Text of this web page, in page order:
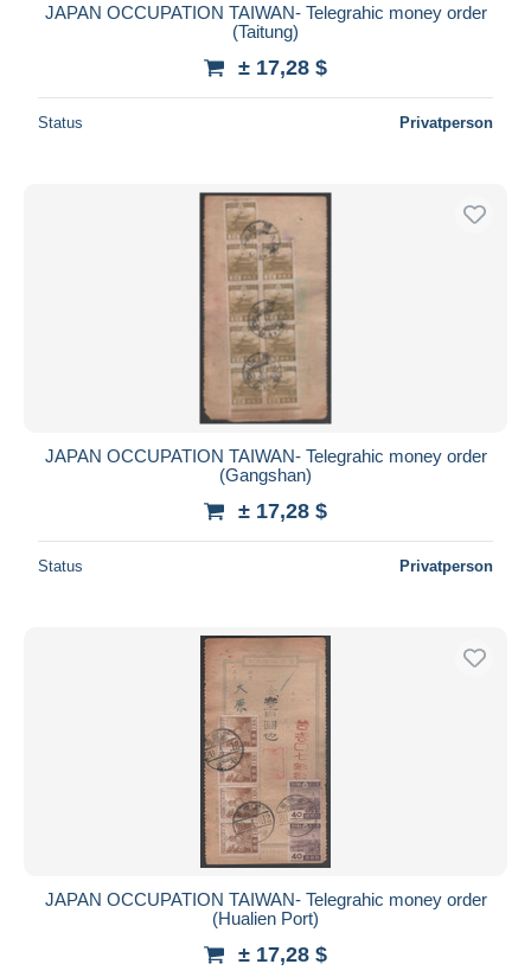
JAPAN OCCUPATION TAIWAN- Telegrahic money order
(Taitung)
± 17,28 $
Status Privatperson
JAPAN OCCUPATION TAIWAN- Telegrahic money order
(Gangshan)
± 17,28 $
Status Privatperson
JAPAN OCCUPATION TAIWAN- Telegrahic money order
(Hualien Port)
± 17,28 $